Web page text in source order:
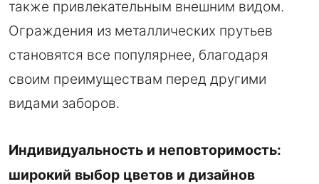
также привлекательным внешним видом.
Ограждения из металлических прутьев
становятся все популярнее, благодаря
своим преимуществам перед другими
видами заборов.
Индивидуальность и неповторимость:
широкий выбор цветов и дизайнов